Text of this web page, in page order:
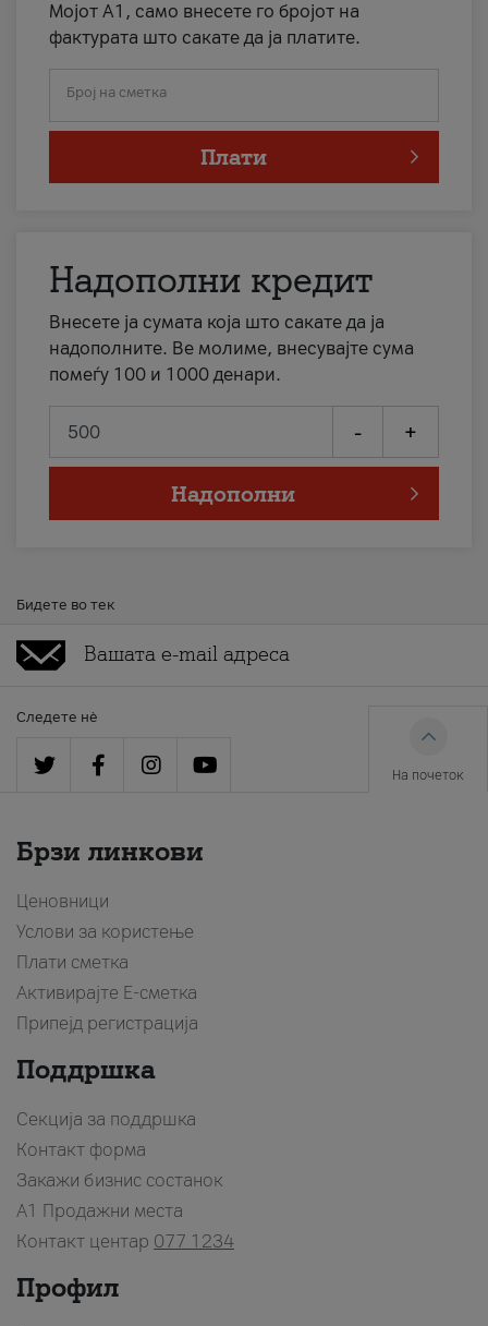
Мојот А1, само внесете го бројот на
фактурата што сакате да ја платите.
Број на сметка
Плати
Надополни кредит
Внесете ја сумата која што сакате да ја
надополните. Ве молиме, внесувајте сума
помеѓу 100 и 1000 денари.
- +
Надополни
Бидете во тек
Следете нè
На почеток
Брзи линкови
Ценовници
Услови за користење
Плати сметка
Активирајте Е-сметка
Припејд регистрација
Поддршка
Секција за поддршка
Контакт форма
Закажи бизнис состанок
A1 Продажни места
Контакт центар 077 1234
Профил